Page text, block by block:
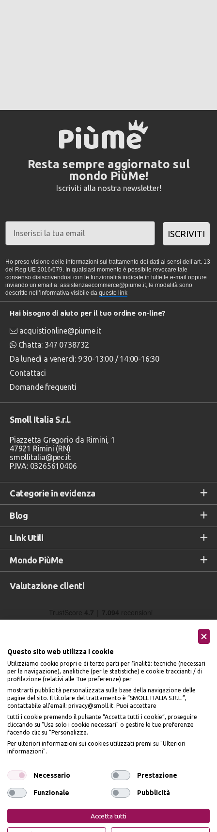
Resta sempre aggiornato sul
mondo PiùMe!
Iscriviti alla nostra newsletter!
ISCRIVITI
Ho preso visione delle informazioni sul trattamento dei dati ai sensi dell’art. 13
del Reg UE 2016/679. In qualsiasi momento è possibile revocare tale
consenso disiscrivendosi con le funzionalità indicate in tutte le e-mail oppure
inviando un email a: assistenzaecommerce@piume.it, le modalità sono
descritte nell’informativa visibile da questo link
Categorie in evidenza
Blog
Link Utili
Mondo PiùMe
Hai bisogno di aiuto per il tuo ordine on-line?
acquistionline@piume.it
Chatta: 347 0738732
Da lunedì a venerdì: 9:30-13:00 / 14:00-16:30
Contattaci
Domande frequenti
Smoll Italia S.r.l.
Piazzetta Gregorio da Rimini, 1
47921 Rimini (RN)
smollitalia@pec.it
P.IVA: 03265610406
Valutazione clienti
Accettiamo
Seguici sui social
Privacy Policy Cookie Policy
Questo sito web utilizza i cookie
Utilizziamo cookie propri e di terze parti per finalità: tecniche (necessari
per la navigazione), analitiche (per le statistiche) e cookie traccianti / di
profilazione (relativi alle Tue preferenze) per
mostrarti pubblicità personalizzata sulla base della navigazione delle
pagine del sito. Il titolare del trattamento è “SMOLL ITALIA S.R.L.”,
contattabile all'email: privacy@smoll.it. Puoi accettare
tutti i cookie premendo il pulsante “Accetta tutti i cookie”, proseguire
cliccando su “Usa solo i cookie necessari" o gestire le tue preferenze
facendo clic su “Personalizza.
Per ulteriori informazioni sui cookies utilizzati premi su "Ulteriori
informazioni".
Necessario Prestazione
Funzionale Pubblicità
Accetta tutti
BENVENUTO DA
PIÙME
IL10% DI SCONTO
dell’art. 13 del Reg UE 2016/679 e presto il mio consenso a ricevere email
promozionali. In qualsiasi momento è possibile revocare il consenso